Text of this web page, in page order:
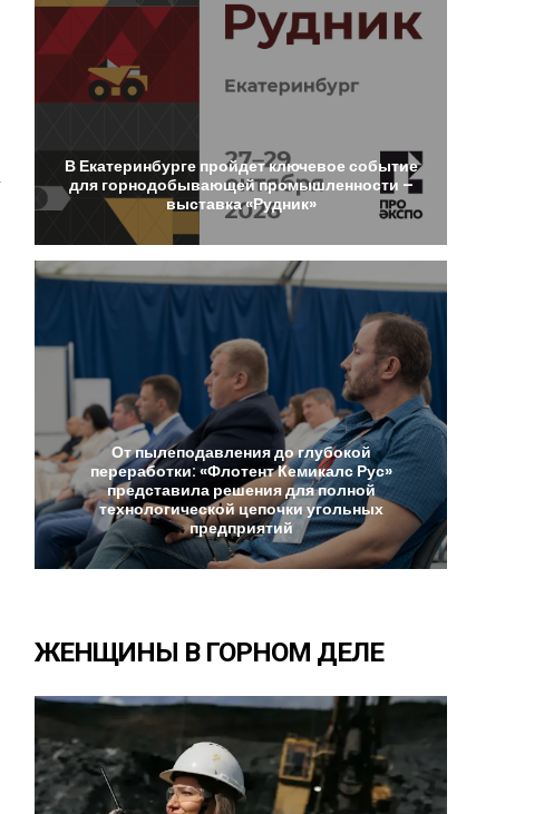
В Екатеринбурге пройдетключевоесобытие
для горнодобывающейпромышленности –
выставка«Рудник»
Отпылеподавлениядоглубокой
переработки:«ФлотентКемикалсРус»
представила решениядляполной
технологическойцепочкиугольных
предприятий
ЖЕНЩИНЫ В ГОРНОМ ДЕЛЕ